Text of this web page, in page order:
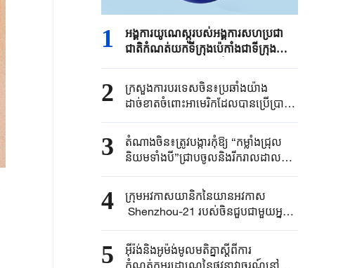
1
អង្គការយូណេស្កូរបស់អង្គការសហប្រជា
ជាតិកំណត់យកទីក្រុងប៉េកាំងជាទីក្រុង
2
ក្រសួងការបរទេសចិន៖ប្រឆាំងយ៉ាង
ដាច់ខាតចំពោះអាមេរិកដែលបានប្រើប្រាស់
អំណាចរដ្ឋដោយខុសទំនង
ដើម្បីគាបសង្កត់សហគ្រាសចិនដោយគ្មាន
ហេតុផល
3
តំណាងចិន៖ត្រូវបង្ការកុំឱ្យ “កម្លាំងជ្រុល
និយមទាំងបី”ជ្រាបចូលនិងរីករាលដាល
តាមរយៈបច្ចេកវិទ្យាងើបឡើងថ្មី
4
ក្រុម​អវកាសយានិកនៃ​យានអវកាស​
Shenzhou-21 ​របស់ចិន​ជួប​​ជាមួយអ្នក
សារព័ត៌មាន​នៅ​ក្រុងប៉េកាំង​
5
អ៊ីរ៉ង់និងអូម៉ង់មូលមតិគ្នាស្តីពីការ
កំណត់កូអរដោណេនៃផ្លូវនាវាចរណ៍នៅច្រក